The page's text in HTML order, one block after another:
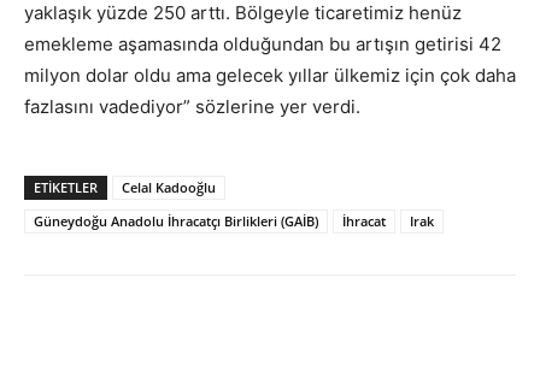
yaklaşık yüzde 250 arttı. Bölgeyle ticaretimiz henüz
emekleme aşamasında olduğundan bu artışın getirisi 42
milyon dolar oldu ama gelecek yıllar ülkemiz için çok daha
fazlasını vadediyor” sözlerine yer verdi.
ETİKETLER
Celal Kadooğlu
Güneydoğu Anadolu İhracatçı Birlikleri (GAİB)
İhracat Irak